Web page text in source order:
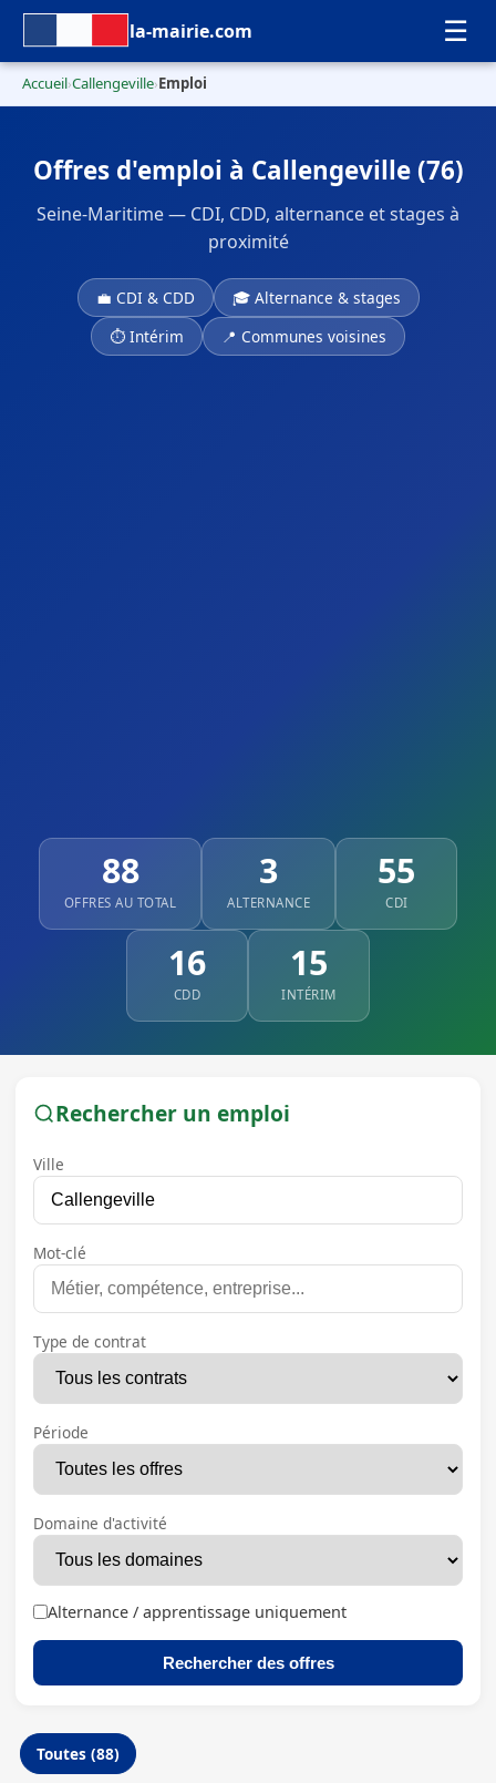
la-mairie.com ☰
Accueil›Callengeville›Emploi
Offres d'emploi à Callengeville (76)
Seine-Maritime — CDI, CDD, alternance et stages à
proximité
💼 CDI & CDD
🎓 Alternance & stages
⏱ Intérim
📍 Communes voisines
88
OFFRES AU TOTAL
3
ALTERNANCE
55
CDI
16
CDD
15
INTÉRIM
Rechercher un emploi
Ville
Mot-clé
Type de contrat
Période
Domaine d'activité
Alternance / apprentissage uniquement
Rechercher des offres
Toutes (88)